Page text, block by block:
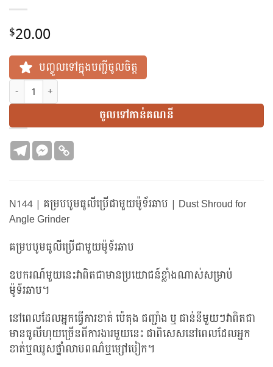
$20.00
បញ្ចូលទៅក្នុងបញ្ជីចូលចិត្ត
N144 | គម្របបូមធូលីប្រើជាមួយម៉ូទ័រឆាប | Dust Shroud for Angle
ចូលទៅកាន់គណនី
N144 | គម្របបូមធូលីប្រើជាមួយម៉ូទ័រឆាប | Dust Shroud for
Angle Grinder
គម្របបូមធូលីប្រើជាមួយម៉ូទ័រឆាប
ឧបករណ៍មួយនេះវាពិតជាមានប្រយោជន៍ខ្លាំងណាស់សម្រាប់
ម៉ូទ័រឆាប។
នៅពេលដែលអ្នកធ្វើការខាត់ ប៉េតុង ជញ្ជាំង ឬ ជាន់នីមួយៗវាពិតជា
មានធូលីហុយច្រើនពីការងារមួយនេះ ជាពិសេសនៅពេលដែលអ្នក
ខាត់ឬឈូសថ្នាំលាបពណ៌ឬម្សៅបៀក។